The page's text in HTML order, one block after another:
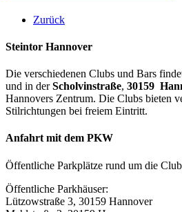
Zurück
Steintor Hannover
Die verschiedenen Clubs und Bars
und in derScholvinstraße, 30159
Hannovers Zentrum. Die Clubs bieten
Stilrichtungen bei freiem Eintritt.
Anfahrt mit dem PKW
Öffentliche Parkplätze rund um die
Öffentliche Parkhäuser:
Lützowstraße 3, 30159 Hannover